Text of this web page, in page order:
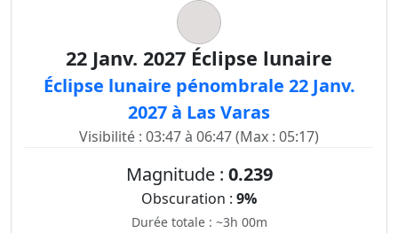
22 Janv. 2027 Éclipse lunaire
Éclipse lunaire pénombrale 22 Janv.
2027 à Las Varas
Visibilité : 03:47 à 06:47 (Max : 05:17)
Magnitude : 0.239
Obscuration : 9%
Durée totale : ~3h 00m